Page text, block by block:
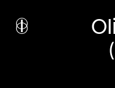
i c